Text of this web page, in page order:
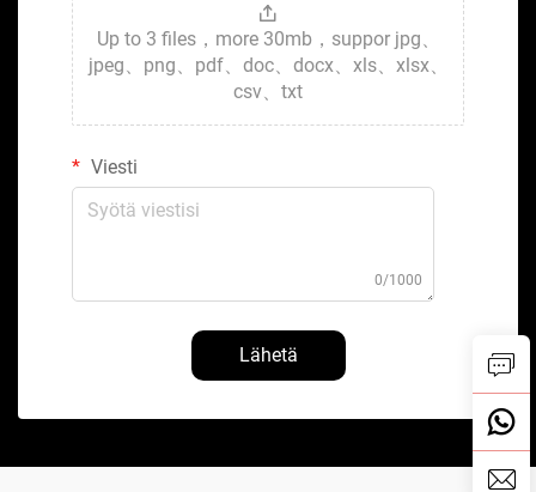
Up to 3 files，more 30mb，suppor jpg、
jpeg、png、pdf、doc、docx、xls、xlsx、
csv、txt
Viesti
0/1000
Lähetä